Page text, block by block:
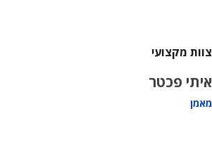
צוות מקצועי
איתי פכטר
מאמן